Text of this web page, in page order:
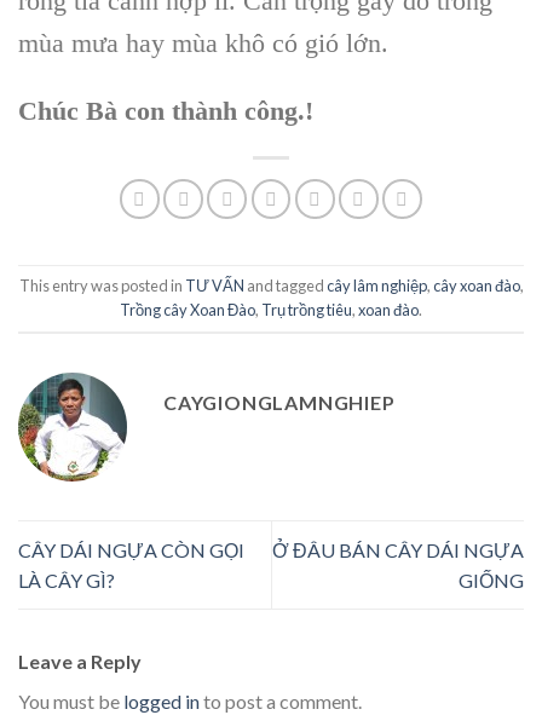
mùa mưa hay mùa khô có gió lớn.
Chúc Bà con thành công.!
This entry was posted in TƯ VẤN and taggedcây lâm nghiệp,cây xoan đào,
Trồng cây Xoan Đào, Trụ trồng tiêu,xoan đào.
CAYGIONGLAMNGHIEP
CÂY DÁI NGỰA CÒN GỌI
LÀ CÂY GÌ?
Ở ĐÂU BÁN CÂY DÁI NGỰA
GIỐNG
Leave a Reply
You must be logged into post a comment.